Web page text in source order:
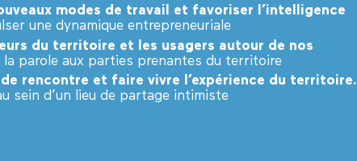
modes de travail et favoriser l’intelligence
une dynamique entrepreneuriale
du territoire et les usagers autour de nos
la parole aux parties prenantes du territoire
rencontre et faire vivre l’expérience du territoire.
sein d’un lieu de partage intimiste